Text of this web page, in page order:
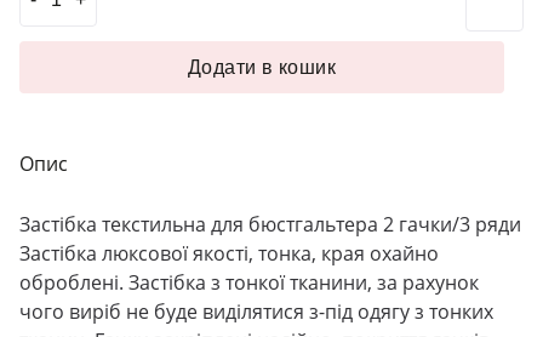
Опис
Застібка текстильна для бюстгальтера 2 гачки/3 ряди
Застібка люксової якості, тонка, края охайно
оброблені. Застібка з тонкої тканини, за рахунок
чого виріб не буде виділятися з-під одягу з тонких
Додати в кошик